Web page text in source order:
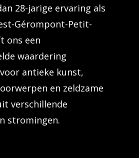
28-jarige ervaring als
Gérompont-Petit-
ons een
waardering
antieke kunst,
en zeldzame
verschillende
stromingen.